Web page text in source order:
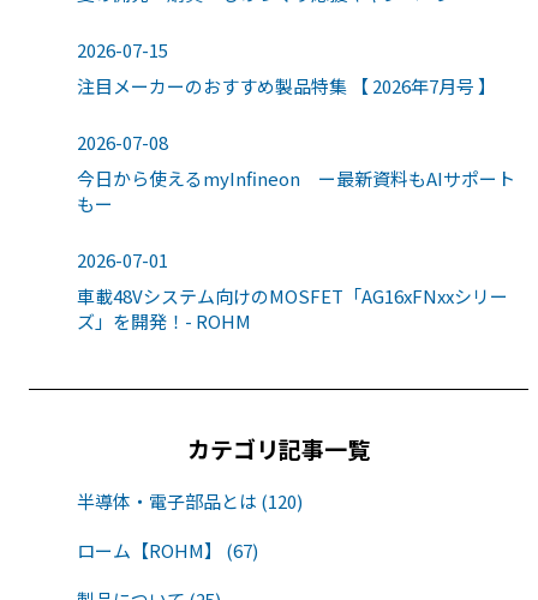
2026-07-15
注目メーカーのおすすめ製品特集 【 2026年7月号 】
2026-07-08
今日から使えるmyInfineon ー最新資料もAIサポート
もー
2026-07-01
車載48Vシステム向けのMOSFET「AG16xFNxxシリー
ズ」を開発！- ROHM
カテゴリ記事一覧
半導体・電子部品とは (120)
ローム【ROHM】 (67)